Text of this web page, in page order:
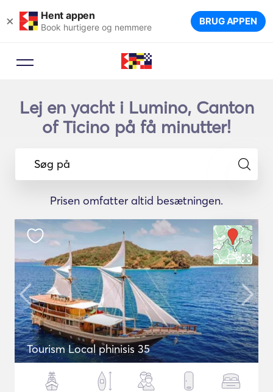
× Hent appen
Book hurtigere og nemmere BRUG APPEN
Lej en yacht i Lumino, Canton
of Ticino på få minutter!
Søg på
Prisen omfatter altid besætningen.
Tourism Local phinisis 35